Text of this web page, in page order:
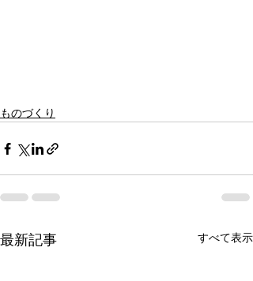
ものづくり
最新記事 すべて表示